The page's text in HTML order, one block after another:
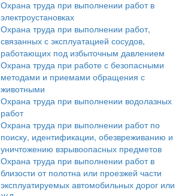
Охрана труда при выполнении работ в
электроустановках
Охрана труда при выполнении работ,
связанных с эксплуатацией сосудов,
работающих под избыточным давлением
Охрана труда при работе с безопасными
методами и приемами обращения с
животными
Охрана труда при выполнении водолазных
работ
Охрана труда при выполнении работ по
поиску, идентификации, обезвреживанию и
уничтожению взрывоопасных предметов
Охрана труда при выполнении работ в
близости от полотна или проезжей части
эксплуатируемых автомобильных дорог или